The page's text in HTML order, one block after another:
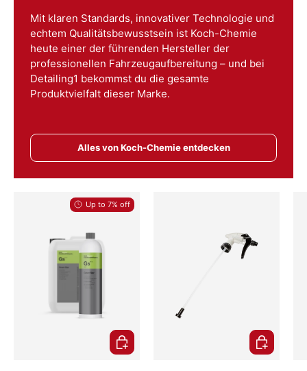
Mit klaren Standards, innovativer Technologie und
echtem Qualitätsbewusstsein ist Koch-Chemie
heute einer der führenden Hersteller der
professionellen Fahrzeugaufbereitung – und bei
Detailing1 bekommst du die gesamte
Produktvielfalt dieser Marke.
Alles von Koch-Chemie entdecken
Up to 7% off
Choose options Add to cart